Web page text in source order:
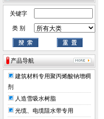
关键字
类 别
产品导航
建筑材料专用聚丙烯酸钠增稠
剂
人造雪吸水树脂
光缆、电缆阻水带专用